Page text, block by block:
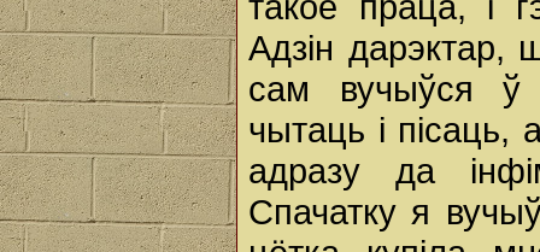
Адзін дарэктар,
сам вучыўся ў
чытаць i пісаць,
адразу да
Спачатку я